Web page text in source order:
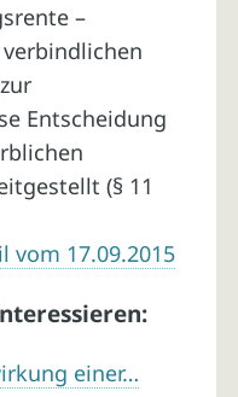
–
Entscheidung
(§ 11
vom 17.09.2015
einer…